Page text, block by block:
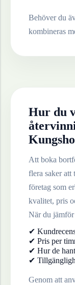
Behöver du
kombineras
Hur du
Att boka
flera saker att
företag som
kvalitet, pris
När du
✔
✔ Pris per
✔ Hur de
✔
Genom att